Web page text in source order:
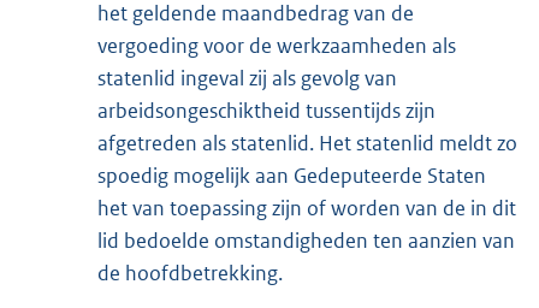
het geldende maandbedrag van de
vergoeding voor de werkzaamheden als
statenlid ingeval zij als gevolg van
arbeidsongeschiktheid tussentijds zijn
afgetreden als statenlid. Het statenlid meldt zo
spoedig mogelijk aan Gedeputeerde Staten
het van toepassing zijn of worden van de in dit
lid bedoelde omstandigheden ten aanzien van
de hoofdbetrekking.